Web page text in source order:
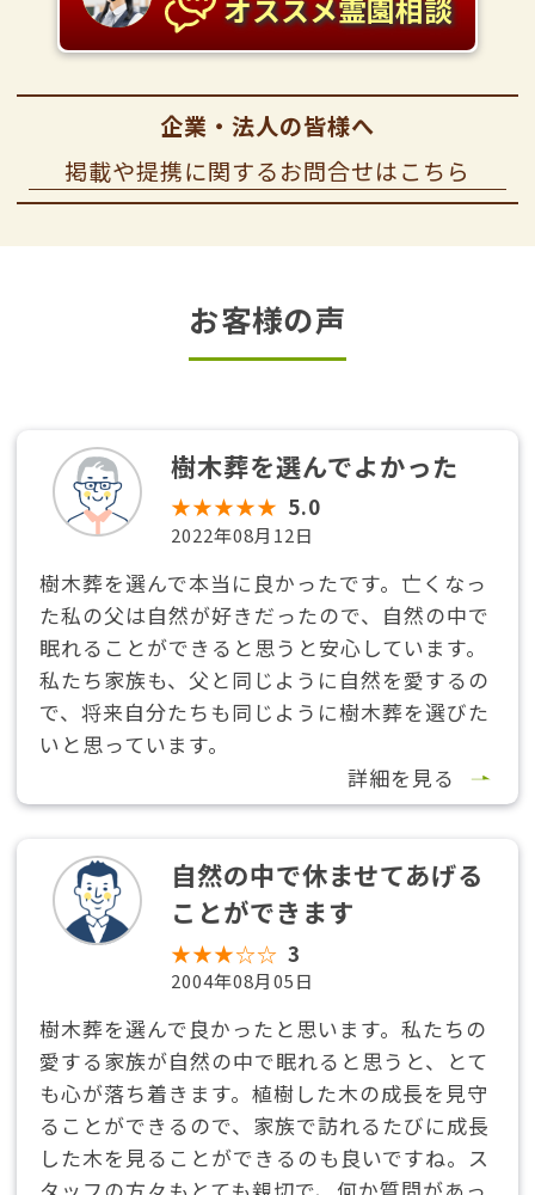
オススメ霊園相談
企業・法人の皆様へ
掲載や提携に関するお問合せはこちら
お客様の声
樹木葬を選んでよかった
★★★★★ 5.0
2022年08月12日
詳細を見る
樹木葬を選んで本当に良かったです。亡くなっ
た私の父は自然が好きだったので、自然の中で
眠れることができると思うと安心しています。
私たち家族も、父と同じように自然を愛するの
で、将来自分たちも同じように樹木葬を選びた
いと思っています。
自然の中で休ませてあげる
ことができます
★★★☆☆ 3
2004年08月05日
樹木葬を選んで良かったと思います。私たちの
愛する家族が自然の中で眠れると思うと、とて
も心が落ち着きます。植樹した木の成長を見守
ることができるので、家族で訪れるたびに成長
した木を見ることができるのも良いですね。ス